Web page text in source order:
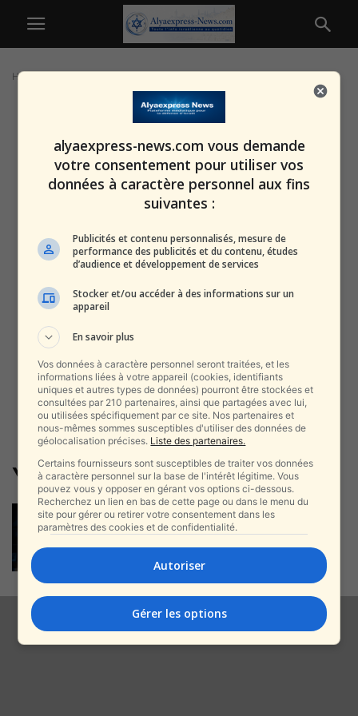
Home
Yes
« Fauda » dans un message
inhabituel : « Les prochains
épisodes sont difficiles...
alxprss_sab - 21 juin 2026
alyaexpress-news.com vous demande
votre consentement pour utiliser vos
données à caractère personnel aux fins
suivantes :
Publicités et contenu personnalisés, mesure de
performance des publicités et du contenu, études
d’audience et développement de services
Stocker et/ou accéder à des informations sur un
appareil
En savoir plus
Vos données à caractère personnel seront traitées, et les
informations liées à votre appareil (cookies, identifiants
uniques et autres types de données) pourront être stockées et
consultées par 210 partenaires, ainsi que partagées avec lui,
ou utilisées spécifiquement par ce site. Nos partenaires et
nous-mêmes sommes susceptibles d'utiliser des données de
géolocalisation précises. Liste des partenaires.
Certains fournisseurs sont susceptibles de traiter vos données
à caractère personnel sur la base de l'intérêt légitime. Vous
pouvez vous y opposer en gérant vos options ci-dessous.
Recherchez un lien en bas de cette page ou dans le menu du
site pour gérer ou retirer votre consentement dans les
paramètres des cookies et de confidentialité.
Autoriser
Gérer les options